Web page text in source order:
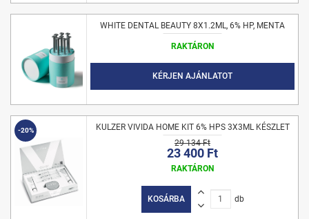
WHITE DENTAL BEAUTY 8X1.2ML, 6% HP, MENTA
RAKTÁRON
KÉRJEN AJÁNLATOT
-20%
KULZER VIVIDA HOME KIT 6% HPS 3X3ML KÉSZLET
29 134 Ft
23 400 Ft
RAKTÁRON
KOSÁRBA db